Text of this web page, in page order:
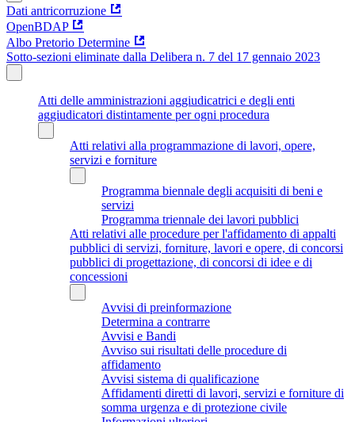
Dati antricorruzione
OpenBDAP
Albo Pretorio Determine
Sotto-sezioni eliminate dalla Delibera n. 7 del 17 gennaio 2023
Atti delle amministrazioni aggiudicatrici e degli enti
aggiudicatori distintamente per ogni procedura
Atti relativi alla programmazione di lavori, opere,
servizi e forniture
Programma biennale degli acquisiti di beni e
servizi
Programma triennale dei lavori pubblici
Atti relativi alle procedure per l'affidamento di appalti
pubblici di servizi, forniture, lavori e opere, di concorsi
pubblici di progettazione, di concorsi di idee e di
concessioni
Avvisi di preinformazione
Determina a contrarre
Avvisi e Bandi
Avviso sui risultati delle procedure di
affidamento
Avvisi sistema di qualificazione
Affidamenti diretti di lavori, servizi e forniture di
somma urgenza e di protezione civile